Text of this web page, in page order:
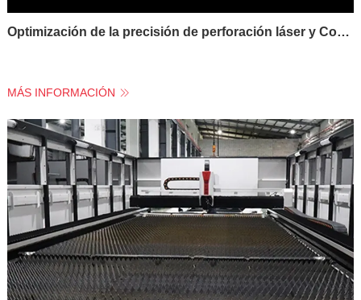
Optimización de la precisión de perforación láser y Control del tamaño del agujero en máquinas de corte por láser de Metal
MÁS INFORMACIÓN